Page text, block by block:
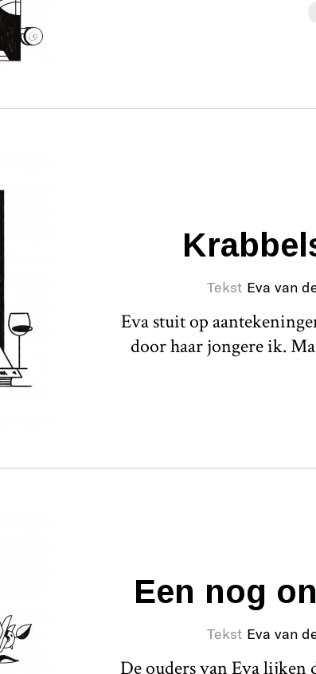
Tekst Eva van
Eva stuit op
door haar jongere ik.
Een nog
Tekst Eva van
De ouders van Eva